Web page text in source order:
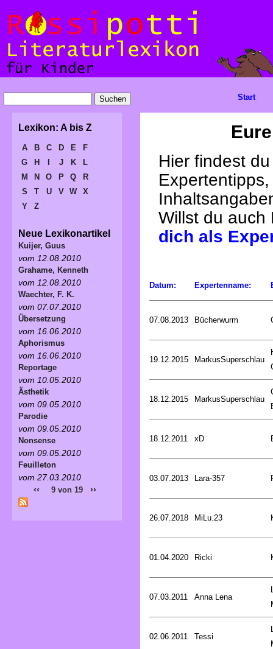
Hier findest
Willst du
dich als
Datum: Expertenname:
07.08.2013 Bücherwurm
19.12.2015 MarkusSuperschlau
18.12.2015 MarkusSuperschlau
18.12.2011 xD
03.07.2013 Lara-357
26.07.2018 MiLu.23
01.04.2020 Ricki
07.03.2011 Anna Lena
02.06.2011 Tessi
Start
Lexikon: A bis Z
A B C D E
F
G
H J K
L
M
N O P Q
R
S
T U V W
X
Y
Z
Neue Lexikonartikel
Kuijer, Guus
vom 12.08.2010
Grahame, Kenneth
vom 12.08.2010
Waechter, F. K.
vom 07.07.2010
Übersetzung
vom 16.06.2010
Aphorismus
vom 16.06.2010
Reportage
vom 10.05.2010
Ästhetik
vom 09.05.2010
Parodie
vom 09.05.2010
Nonsense
vom 09.05.2010
Feuilleton
vom 27.03.2010
‹‹ 9 von 19 ››